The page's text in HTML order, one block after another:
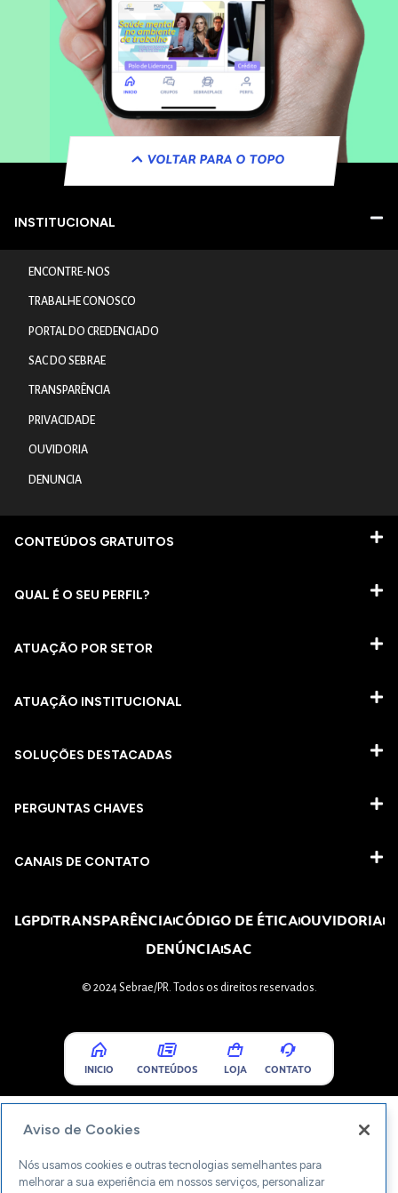
VOLTAR PARA O TOPO
INSTITUCIONAL
ENCONTRE-NOS
TRABALHE CONOSCO
PORTAL DO CREDENCIADO
SAC DO SEBRAE
TRANSPARÊNCIA
PRIVACIDADE
OUVIDORIA
DENUNCIA
CONTEÚDOS GRATUITOS
QUAL É O SEU PERFIL?
ATUAÇÃO POR SETOR
ATUAÇÃO INSTITUCIONAL
SOLUÇÕES DESTACADAS
PERGUNTAS CHAVES​
CANAIS DE CONTATO
LGPDTRANSPARÊNCIACÓDIGO DE ÉTICAOUVIDORIA
DENÚNCIASAC
© 2024 Sebrae/PR. Todos os direitos reservados.
INICIO CONTEÚDOS LOJA CONTATO
Aviso de Cookies
Nós usamos cookies e outras tecnologias semelhantes para
melhorar a sua experiência em nossos serviços, personalizar